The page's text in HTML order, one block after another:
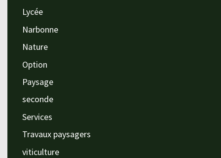
Lycée
Narbonne
Nature
Option
Paysage
seconde
Services
Travaux paysagers
viticulture